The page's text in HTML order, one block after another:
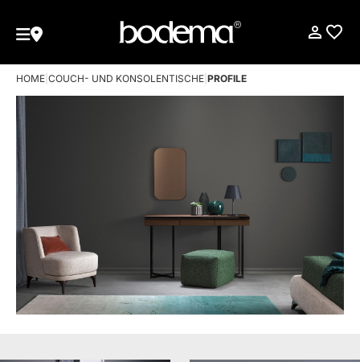
HOME COUCH- UND KONSOLENTISCHE PROFILE